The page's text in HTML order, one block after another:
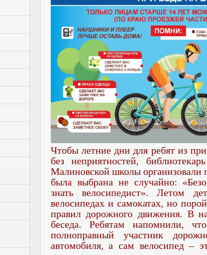
Чтобы летние дни для ребят из
без неприятностей,
Малиновской школы организовали
была выбрана не случайно:
знать велосипедист». Летом
велосипедах и самокатах, но
правил дорожного движения. В
беседа. Ребятам напомнили,
полноправный участник
автомобиля, а сам велосипед –